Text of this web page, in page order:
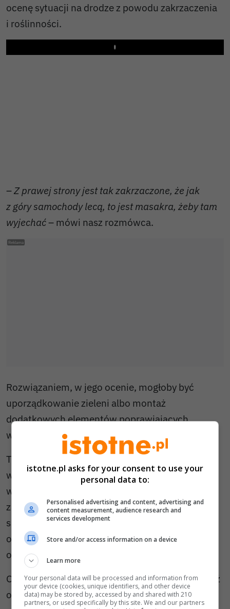
ocenę sytuacji na drodze z powodu zakrzaczenia
i roślinności.
Play
–Z prawej strony jest tak zakrzaczone, że jak
z góry samochody lecą, to jest masakra, żeby tam
wyjechać– mówi nasz rozmówca.
Rozwiązaniem, w jego ocenie, mogłoby być
uporządkowanie zieleni albo montaż
dodatkowych elementów poprawiających
widoczność, takich jak lustra drogowe.
Temat bezpieczeństwa i widoczności przy
wyjazdach na drogi publiczne regularnie wraca
w lokalnych dyskusjach. W takich sytuacjach
zarządcy dróg zwykle analizują m.in. geometrię
skrzyżowania, natężenie ruchu, stan zieleni
oraz zasadność montażu dodatkowego
oznakowania lub luster.
O sprawę zapytaliśmy zarządcę drogi. Odpowiedź
opublikujemy, jak tylko ją otrzymamy.
istotne.pl asks for your consent to use your
personal data to:
Personalised advertising and content, advertising and
content measurement, audience research and
services development
Store and/or access information on a device
Learn more
Your personal data will be processed and information from
your device (cookies, unique identifiers, and other device
data) may be stored by, accessed by and shared with 210
partners, or used specifically by this site. We and our partners